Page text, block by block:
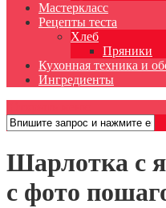
Мастеркласс
Рецепты теста
Хлеб
Пряники
Кухонная техника и
Ингредиенты
Шарлотка с
с фото